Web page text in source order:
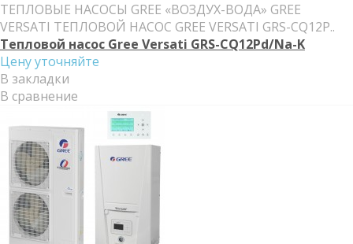
ТЕПЛОВЫЕ НАСОСЫ GREE «ВОЗДУХ-ВОДА» GREE
VERSATI ТЕПЛОВОЙ НАСОС GREE VERSATI GRS-CQ12P..
Тепловой насос Gree Versati GRS-CQ12Pd/Na-K
Цену уточняйте
В закладки
В сравнение